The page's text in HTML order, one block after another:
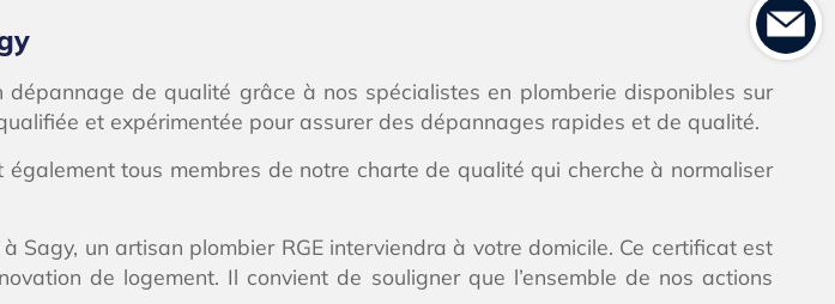
de qualité grâce à nos spécialistes en plomberie disponibles sur
et expérimentée pour assurer des dépannages rapides et de qualité.
tous membres de notre charte de qualité qui cherche à normaliser
Sagy, un artisan plombier RGE interviendra à votre domicile. Ce certificat est
de logement. Il convient de souligner que l’ensemble de nos actions